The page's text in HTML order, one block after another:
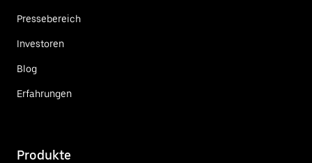
Pressebereich
Investoren
Blog
Erfahrungen
Produkte